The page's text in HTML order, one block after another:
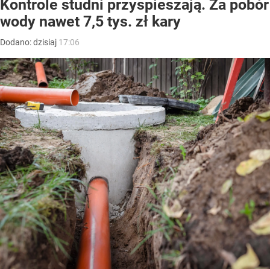
Kontrole studni przyspieszają. Za pobór
wody nawet 7,5 tys. zł kary
Dodano:dzisiaj 17:06